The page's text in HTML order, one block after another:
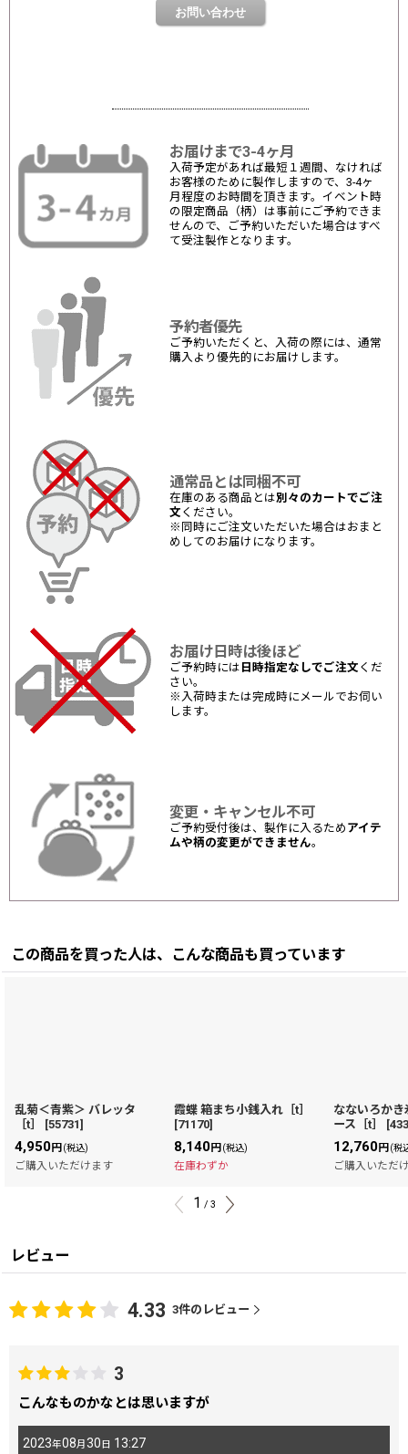
お届けまで3-4ヶ月
入荷予定があれば最短１週間、なければ
お客様のために製作しますので、3-4ヶ
月程度のお時間を頂きます。イベント時
の限定商品（柄）は事前にご予約できま
せんので、ご予約いただいた場合はすべ
て受注製作となります。
予約者優先
ご予約いただくと、入荷の際には、通常
購入より優先的にお届けします。
通常品とは同梱不可
在庫のある商品とは別々のカートでご注
文 ください。
※同時にご注文いただいた場合はおまと
めしてのお届けになります。
お届け日時は後ほど
ご予約時には 日時指定なしでご注文 くだ
さい。
※入荷時または完成時にメールでお伺い
します。
変更・キャンセル不可
ご予約受付後は、製作に入るため アイテ
ムや柄の変更ができません。
この商品を買った人は、こんな商品も買っています
乱菊＜青紫＞ バレッタ
［t］
[55731]
4,950円 (税込)
ご購入いただけます
霞蝶 箱まち小銭入れ［t］
[71170]
8,140円 (税込)
在庫わずか
なないろか
ース［t］
[
12,760円 (税
ご購入いただ
1 / 3
レビュー
4.33 3件のレビュー
3
こんなものかなとは思いますが
2023年08月 30 日 13:27